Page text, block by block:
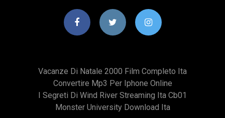
Vacanze Di Natale 2000 Film Completo Ita
Convertire Mp3 Per Iphone Online
I Segreti Di Wind River Streaming Ita Cb01
Monster University Download Ita